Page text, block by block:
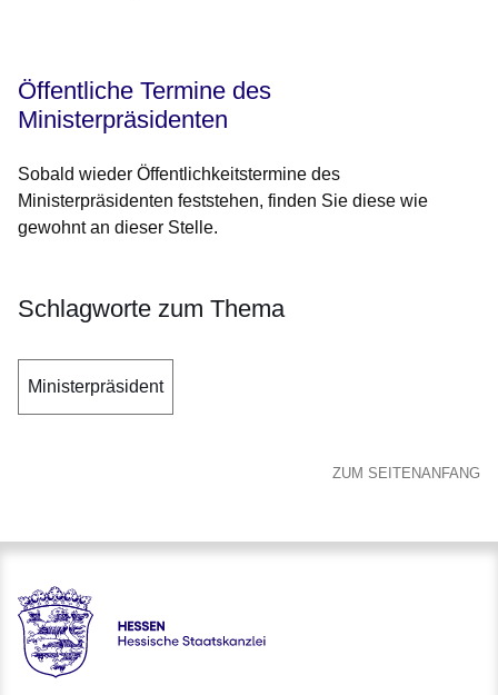
Öffentliche Termine des
Ministerpräsidenten
Sobald wieder Öffentlichkeitstermine des
Ministerpräsidenten feststehen, finden Sie diese wie
gewohnt an dieser Stelle.
Schlagworte zum Thema
Ministerpräsident
ZUM SEITENANFANG
Hessen - Hessische Staatskanzlei